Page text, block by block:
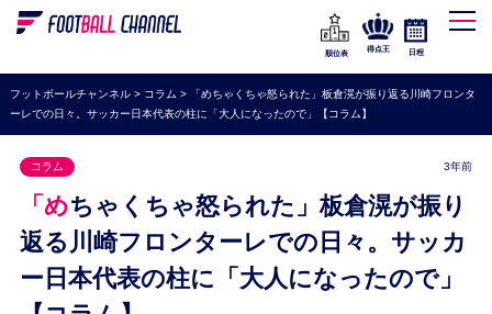
WEリーグ
海外サッカー
プレミアリーグ
セリエA
ブンデスリーガ
UEFA
順位表
得点王 日程
フットボールチャンネル> コラム >
「めちゃくちゃ怒られた」板倉滉が振り返る川崎フロンタ
ーレでの日々。サッカー日本代表の柱に「大人になったので」【コラム】
コラム 3年前
「めちゃくちゃ怒られた」板倉滉が振り
返る川崎フロンターレでの日々。サッカ
ー日本代表の柱に「大人になったので」